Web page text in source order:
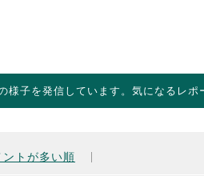
様子を発信しています。気になるレポ
ントが多い順